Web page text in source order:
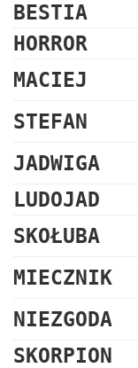
BESTIA
HORROR
MACIEJ
STEFAN
JADWIGA
LUDOJAD
SKOŁUBA
MIECZNIK
NIEZGODA
SKORPION